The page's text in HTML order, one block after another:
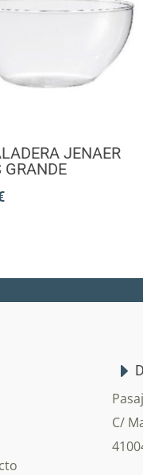
JENAER
GRANDE
C/